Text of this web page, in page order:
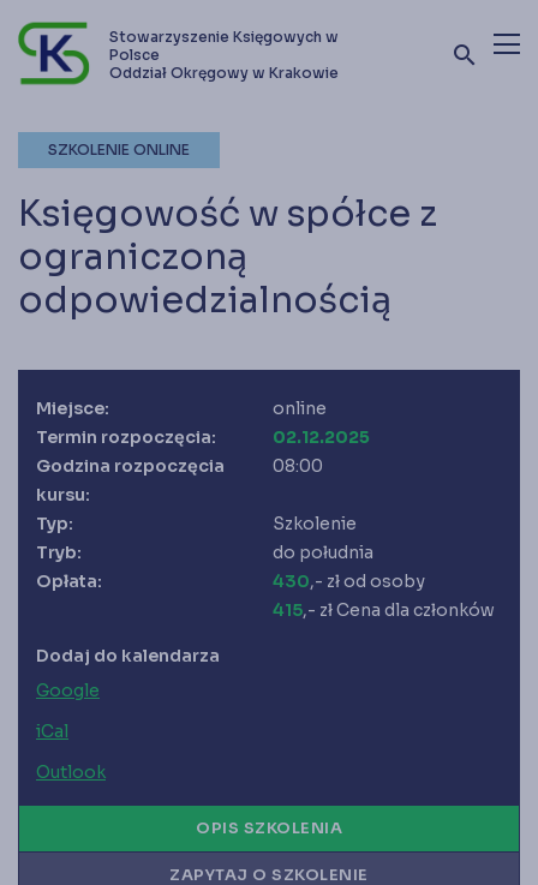
Stowarzyszenie Księgowych w
Polsce
Oddział Okręgowy w Krakowie
search
Terminy szkoleń i kursów
Stowarzyszenie
Kontakt
Zostań członkiem SKwP
Księgarnia
Panel członka
SZKOLENIE ONLINE
Księgowość w spółce z
ograniczoną
odpowiedzialnością
Miejsce:
online
Termin rozpoczęcia:
02.12.2025
Godzina rozpoczęcia
kursu:
08:00
Typ:
Szkolenie
Tryb:
do południa
Opłata:
430,- zł od osoby
415,- zł Cena dla członków
Dodaj do kalendarza
Google
iCal
Outlook
OPIS SZKOLENIA
ZAPYTAJ O SZKOLENIE